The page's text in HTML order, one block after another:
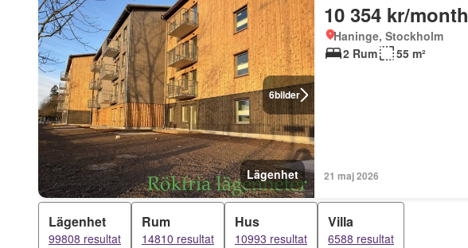
6bilder
Lägenhet
10 354 kr/month
Haninge, Stockholm
2 Rum
55 m²
21 maj 2026
Lägenhet
99808 resultat
Rum
14810 resultat
Hus
10993 resultat
Villa
6588 resultat